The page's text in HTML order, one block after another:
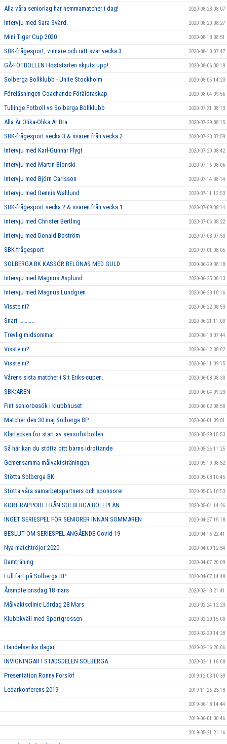
Alla våra seniorlag har hemmamatcher i dag! 2020-08-23 08:07
Intervju med Sara Svärd. 2020-08-20 08:27
Mini Tiger Cup 2020 2020-08-18 08:51
SBK-frågesport, vinnare och rätt svar vecka 3 2020-08-10 07:47
GÅ-FOTBOLLEN Höststarten skjuts upp! 2020-08-06 08:19
Solberga Bollklubb - Unite Stockholm 2020-08-05 14:23
Föreläsningen Coachande Föräldraskap 2020-08-04 09:56
Tullinge Fotboll vs Solberga Bollklubb 2020-07-31 08:13
Alla Är Olika-Olika Är Bra 2020-07-29 08:15
SBK-frågesport vecka 3 & svaren från vecka 2 2020-07-23 07:59
Intervju med Karl-Gunnar Flygt 2020-07-20 08:42
Intervju med Martin Blonski 2020-07-16 08:06
Intervju med Björn Carlsson 2020-07-14 08:14
Intervju med Dennis Wahlund 2020-07-11 12:53
SBK-frågesport vecka 2 & svaren från vecka 1 2020-07-09 08:14
Intervju med Christer Bertling 2020-07-06 08:22
Intervju med Donald Boström 2020-07-03 07:50
SBK-frågesport 2020-07-01 08:05
SOLBERGA BK KASSÖR BELÖNAS MED GULD 2020-06-29 08:18
Intervju med Magnus Asplund 2020-06-25 08:13
Intervju med Magnus Lundgren 2020-06-23 10:16
Visste ni? 2020-06-22 08:53
Snart ……….. 2020-06-21 11:00
Trevlig midsommar 2020-06-18 07:44
Visste ni? 2020-06-12 08:02
Visste ni? 2020-06-11 09:15
Vårens sista matcher i S:t Eriks-cupen. 2020-06-08 08:30
SBK:AREN 2020-06-04 09:23
Fint seniorbesök i klubbhuset 2020-06-02 08:50
Matcher den 30 maj Solberga BP 2020-06-01 09:01
Klartecken för start av seniorfotbollen 2020-05-29 15:53
Så här kan du stötta ditt barns idrottande 2020-05-26 11:25
Gemensamma målvaktsträningen 2020-05-19 08:52
Stötta Solberga BK 2020-05-08 10:45
Stötta våra samarbetspartners och sponsorer 2020-05-06 10:53
KORT RAPPORT FRÅN SOLBERGA BOLLPLAN 2020-05-04 14:26
INGET SERIESPEL FÖR SENIORER INNAN SOMMAREN 2020-04-27 15:18
BESLUT OM SERIESPEL ANGÅENDE Covid-19 2020-04-16 22:41
Nya matchtröjor 2020 2020-04-09 12:54
Damträning 2020-04-07 20:09
Full fart på Solberga BP 2020-04-07 14:48
Årsmöte onsdag 18 mars 2020-03-13 21:41
Målvaktsclinic Lördag 28 Mars 2020-02-24 12:23
Klubbkväll med Sportgrossen 2020-02-20 15:00
2020-02-20 14:28
Händelserika dagar 2020-02-16 20:06
INVIGNINGAR I STADSDELEN SOLBERGA. 2020-02-11 16:00
Presentation Ronny Forslöf 2019-12-03 10:39
Ledarkonferens 2019 2019-11-26 23:18
2019-06-18 14:44
2019-06-01 00:46
2019-05-21 21:16